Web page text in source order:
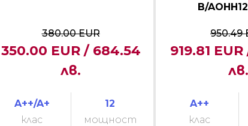
380.00 EUR
350.00 EUR / 684.54
лв.
A++/A+
клас
12
мощност
B/
950.49
919.81
лв.
A++
клас